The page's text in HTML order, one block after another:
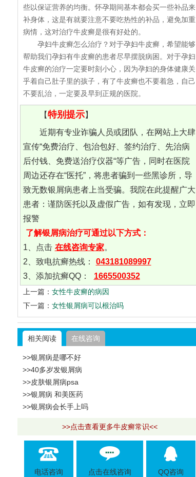
些以保证营养的均衡。怀孕期间基本都会买一些补品来
补身体，这是有就要注意不要吃热性的补品，避免加重
病情，这对治疗牛皮癣是很有好处的。
孕妇牛皮癣怎么治疗？对于孕妇牛皮癣，希望能够
帮助我们孕妇有牛皮癣的患者尽早摆脱病困。对于孕妇
牛皮癣的治疗一定要时刻小心，因为孕妇的身体健康关
乎着自己肚子里的孩子，有了牛皮癣也不要着急，自己
不要乱治，一定要及早到正规的医院。
【特别提示】
近期有专业诈骗人员或团队，在网站上大肆
宣传“免费治疗、包治包好、签约治疗、先治病
后付钱、免费送治疗仪器“等广告，同时在医院
周边还存在“医托”，将患者骗到一些黑诊所，导
致无数银屑病患者上当受骗。我院在此提醒广大
患者：谨防医托以及虚假广告，如有发现，立即
报警
了解银屑病治疗可通过以下方式：
1、点击 在线咨询专家。
2、致电抗癣热线：
043181089997
3、添加抗癣QQ：
1665500352
上一篇： 女性牛皮癣的病因
下一篇： 女性银屑病可以根治吗
相关阅读 在线咨询
>>银屑病是哪不好
>>40多岁发银屑病
>>皮肤银屑病psa
>>银屑病 和美医药
>>银屑病会长手上吗
>>点击查看更多牛皮癣常识<<
电话咨询 点击在线咨询 QQ咨询